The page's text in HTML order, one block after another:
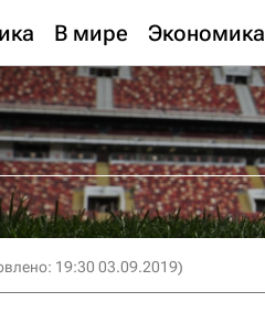
В мире Экономика
19:30 03.09.2019)